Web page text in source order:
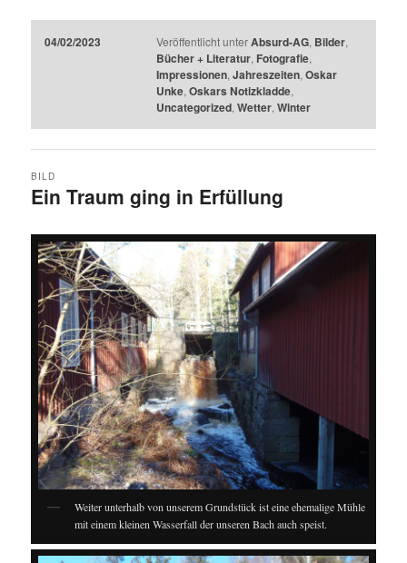
04/02/2023 Veröffentlicht unter Absurd-AG, Bilder,
Bücher + Literatur, Fotografie,
Impressionen, Jahreszeiten, Oskar
Unke, Oskars Notizkladde,
Uncategorized, Wetter, Winter
Ein Traum ging in Erfüllung
BILD
Weiter unterhalb von unserem Grundstück ist eine ehemalige Mühle
mit einem kleinen Wasserfall der unseren Bach auch speist.